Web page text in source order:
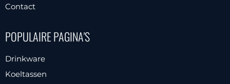
Contact
POPULAIRE PAGINA'S
Drinkware
Koeltassen